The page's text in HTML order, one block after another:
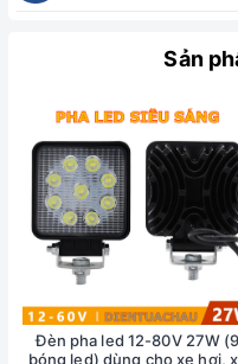
Sản
Đèn pha led 12-80V 27W (9
bóng led) dùng cho xe hơi,